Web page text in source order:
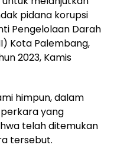
pidana korupsi
Pengelolaan Darah
Kota Palembang,
2023, Kamis
himpun, dalam
yang
telah ditemukan
tersebut.